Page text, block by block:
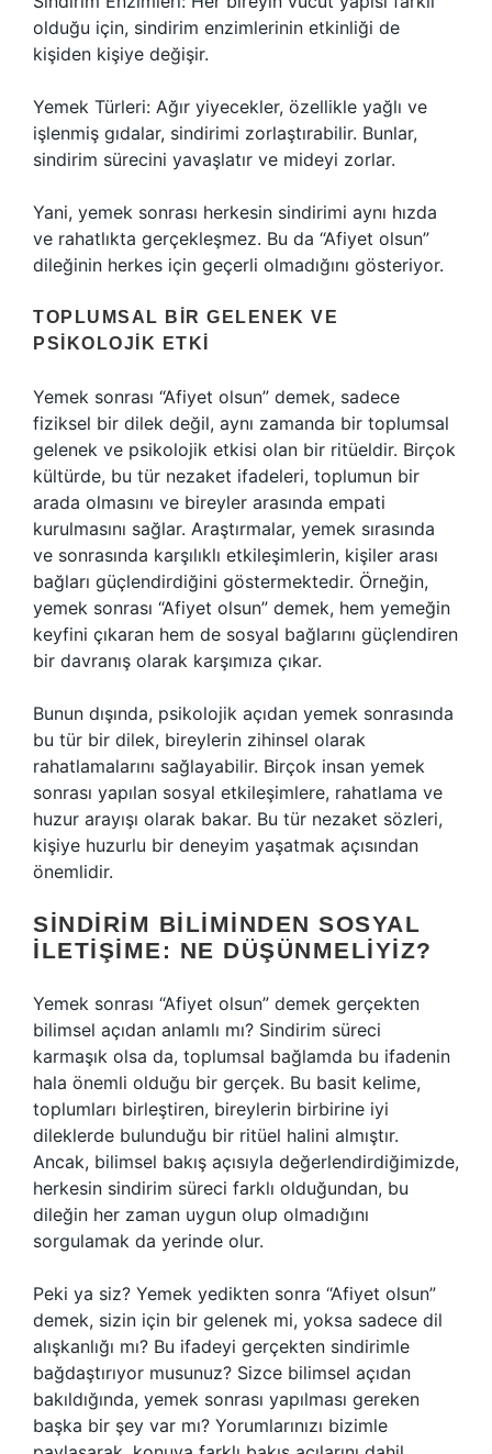
olduğu için, sindirim enzimlerinin etkinliği de
kişiden kişiye değişir.
Yemek Türleri: Ağır yiyecekler, özellikle yağlı ve
işlenmiş gıdalar, sindirimi zorlaştırabilir. Bunlar,
sindirim sürecini yavaşlatır ve mideyi zorlar.
Yani, yemek sonrası herkesin sindirimi aynı hızda
ve rahatlıkta gerçekleşmez. Bu da “Afiyet olsun”
dileğinin herkes için geçerli olmadığını gösteriyor.
TOPLUMSAL BIR GELENEK VE
PSIKOLOJIK ETKI
Yemek sonrası “Afiyet olsun” demek, sadece
fiziksel bir dilek değil, aynı zamanda bir toplumsal
gelenek ve psikolojik etkisi olan bir ritüeldir. Birçok
kültürde, bu tür nezaket ifadeleri, toplumun bir
arada olmasını ve bireyler arasında empati
kurulmasını sağlar. Araştırmalar, yemek sırasında
ve sonrasında karşılıklı etkileşimlerin, kişiler arası
bağları güçlendirdiğini göstermektedir. Örneğin,
yemek sonrası “Afiyet olsun” demek, hem yemeğin
keyfini çıkaran hem de sosyal bağlarını güçlendiren
bir davranış olarak karşımıza çıkar.
Bunun dışında, psikolojik açıdan yemek sonrasında
bu tür bir dilek, bireylerin zihinsel olarak
rahatlamalarını sağlayabilir. Birçok insan yemek
sonrası yapılan sosyal etkileşimlere, rahatlama ve
huzur arayışı olarak bakar. Bu tür nezaket sözleri,
kişiye huzurlu bir deneyim yaşatmak açısından
önemlidir.
SINDIRIM BILIMINDEN SOSYAL
İLETIŞIME: NE DÜŞÜNMELIYIZ?
Yemek sonrası “Afiyet olsun” demek gerçekten
bilimsel açıdan anlamlı mı? Sindirim süreci
karmaşık olsa da, toplumsal bağlamda bu ifadenin
hala önemli olduğu bir gerçek. Bu basit kelime,
toplumları birleştiren, bireylerin birbirine iyi
dileklerde bulunduğu bir ritüel halini almıştır.
Ancak, bilimsel bakış açısıyla değerlendirdiğimizde,
herkesin sindirim süreci farklı olduğundan, bu
dileğin her zaman uygun olup olmadığını
sorgulamak da yerinde olur.
Peki ya siz? Yemek yedikten sonra “Afiyet olsun”
demek, sizin için bir gelenek mi, yoksa sadece dil
alışkanlığı mı? Bu ifadeyi gerçekten sindirimle
bağdaştırıyor musunuz? Sizce bilimsel açıdan
bakıldığında, yemek sonrası yapılması gereken
başka bir şey var mı? Yorumlarınızı bizimle